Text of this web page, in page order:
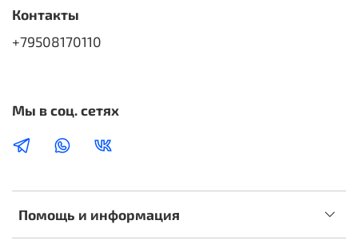
Помощь и информация
Контакты
+79508170110
Мы в соц. сетях